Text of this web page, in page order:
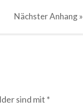
NächsterAnhang»
sind mit *